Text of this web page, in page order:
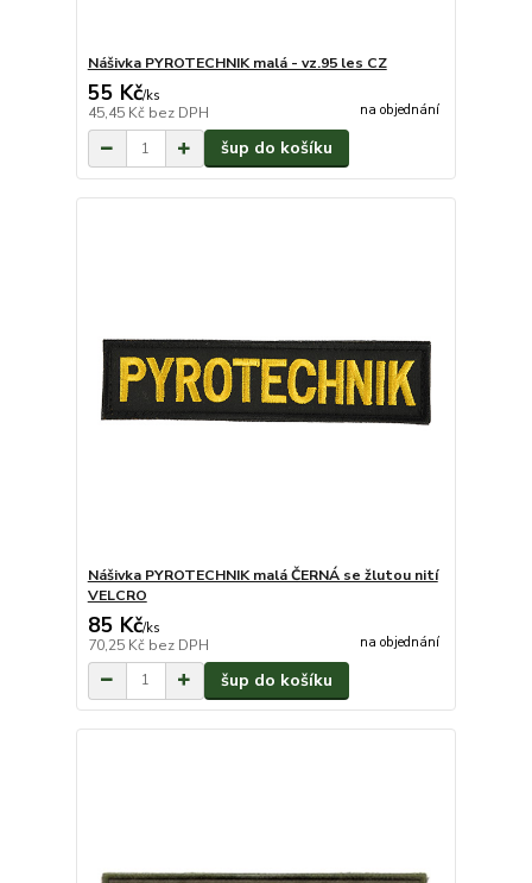
Nášivka PYROTECHNIK malá - vz.95 les CZ
55 Kč/ks
45,45 Kč bez DPH na objednání
šup do košíku
Nášivka PYROTECHNIK malá ČERNÁ se žlutou nití
VELCRO
85 Kč/ks
70,25 Kč bez DPH na objednání
šup do košíku